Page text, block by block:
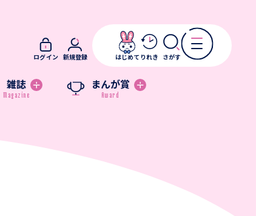
雑誌 まんが賞
ログイン 新規登録 はじめて りれき さがす